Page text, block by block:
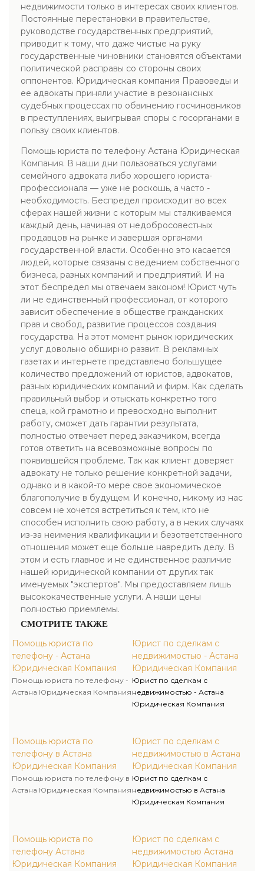
недвижимости только в интересах своих клиентов.
Постоянные перестановки в правительстве,
руководстве государственных предприятий,
приводит к тому, что даже чистые на руку
государственные чиновники становятся объектами
политической расправы со стороны своих
оппонентов. Юридическая компания Правоведы и
ее адвокаты приняли участие в резонансных
судебных процессах по обвинению госчиновников
в преступлениях, выигрывая споры с госорганами в
пользу своих клиентов.
Помощь юриста по телефону Астана Юридическая
Компания. В наши дни пользоваться услугами
семейного адвоката либо хорошего юриста-
профессионала — уже не роскошь, а часто -
необходимость. Беспредел происходит во всех
сферах нашей жизни с которым мы сталкиваемся
каждый день, начиная от недобросовестных
продавцов на рынке и завершая органами
государственной власти. Особенно это касается
людей, которые связаны с ведением собственного
бизнеса, разных компаний и предприятий. И на
этот беспредел мы отвечаем законом! Юрист чуть
ли не единственный профессионал, от которого
зависит обеспечение в обществе гражданских
прав и свобод, развитие процессов создания
государства. На этот момент рынок юридических
услуг довольно обширно развит. В рекламных
газетах и интернете представлено большущее
количество предложений от юристов, адвокатов,
разных юридических компаний и фирм. Как сделать
правильный выбор и отыскать конкретно того
спеца, кой грамотно и превосходно выполнит
работу, сможет дать гарантии результата,
полностью отвечает перед заказчиком, всегда
готов ответить на всевозможные вопросы по
появившейся проблеме. Так как клиент доверяет
адвокату не только решение конкретной задачи,
однако и в какой-то мере свое экономическое
благополучие в будущем. И конечно, никому из нас
совсем не хочется встретиться к тем, кто не
способен исполнить свою работу, а в неких случаях
из-за неимения квалификации и безответственного
отношения может еще больше навредить делу. В
этом и есть главное и не единственное различие
нашей юридической компании от других так
именуемых "экспертов". Мы предоставляем лишь
высококачественные услуги. А наши цены
полностью приемлемы.
СМОТРИТЕ ТАКЖЕ
Помощь юриста по
телефону - Астана
Юридическая Компания
Помощь юриста по телефону -
Астана Юридическая Компания
Помощь юриста по
телефону в Астана
Юридическая Компания
Помощь юриста по телефону в
Астана Юридическая Компания
Помощь юриста по
телефону Астана
Юридическая Компания
Юрист по сделкам с
недвижимостью - Астана
Юридическая Компания
Юрист по сделкам с
недвижимостью - Астана
Юридическая Компания
Юрист по сделкам с
недвижимостью в Астана
Юридическая Компания
Юрист по сделкам с
недвижимостью в Астана
Юридическая Компания
Юрист по сделкам с
недвижимостью Астана
Юридическая Компания